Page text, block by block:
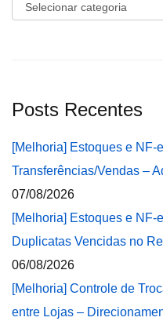
Categorias
Posts Recentes
[Melhoria] Estoques e
Transferências/Vendas –
07/08/2026
[Melhoria] Estoques e NF-
Duplicatas Vencidas no
06/08/2026
[Melhoria] Controle de
entre Lojas –